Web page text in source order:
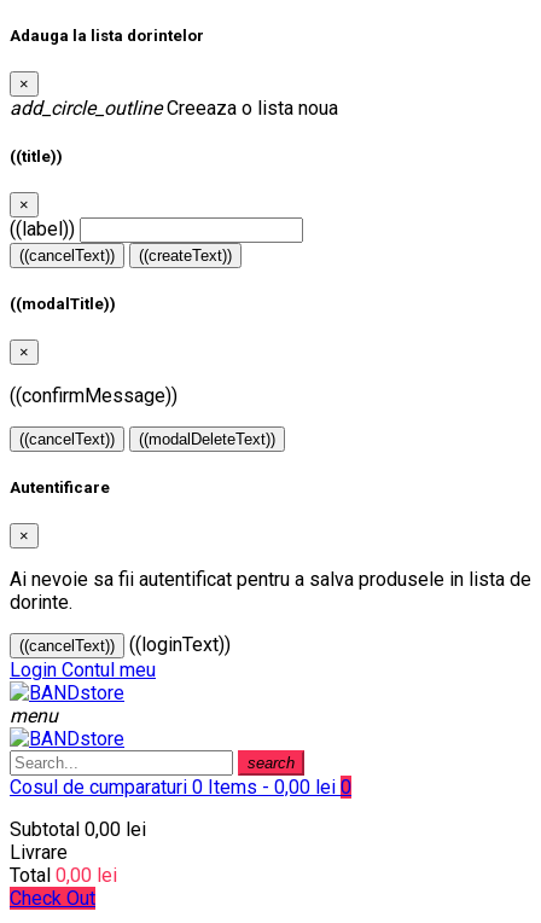
Adauga la lista dorintelor
×
add_circle_outlineCreeaza o lista noua
((title))
×
((label))
((cancelText)) ((createText))
((modalTitle))
×
((confirmMessage))
((cancelText)) ((modalDeleteText))
Autentificare
×
Ai nevoie sa fii autentificat pentru a salva produsele in lista de
dorinte.
((cancelText))
((loginText))
Login Contul meu
menu
search
Cosul de cumparaturi 0 Items - 0,00 lei 0
Subtotal 0,00 lei
Livrare
Total 0,00 lei
Check Out